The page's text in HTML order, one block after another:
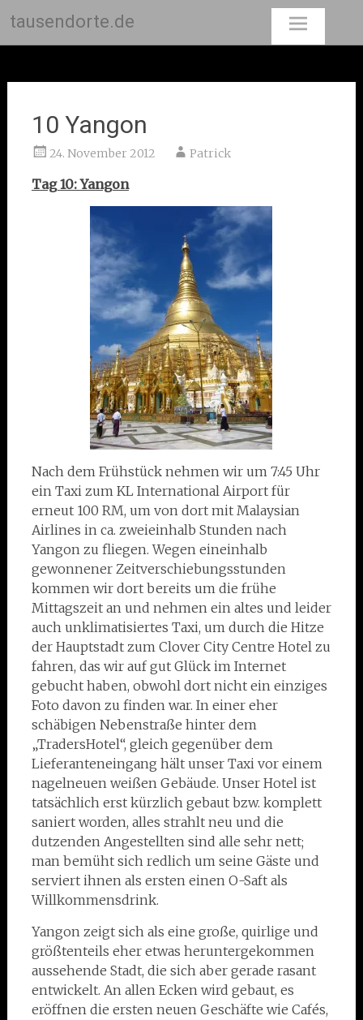
tausendorte.de
10 Yangon
24. November 2012 Patrick
Tag 10: Yangon
Nach dem Frühstück nehmen wir um 7:45 Uhr
ein Taxi zum KL International Airport für
erneut 100 RM, um von dort mit Malaysian
Airlines in ca. zweieinhalb Stunden nach
Yangon zu fliegen. Wegen eineinhalb
gewonnener Zeitverschiebungsstunden
kommen wir dort bereits um die frühe
Mittagszeit an und nehmen ein altes und leider
auch unklimatisiertes Taxi, um durch die Hitze
der Hauptstadt zum Clover City Centre Hotel zu
fahren, das wir auf gut Glück im Internet
gebucht haben, obwohl dort nichtein einziges
Foto davon zu finden war. In einer eher
schäbigen Nebenstraße hinter dem
„TradersHotel“, gleich gegenüber dem
Lieferanteneingang hält unser Taxi vor einem
nagelneuen weißen Gebäude. Unser Hotel ist
tatsächlich erst kürzlich gebaut bzw. komplett
saniert worden, alles strahlt neu und die
dutzenden Angestellten sind alle sehr nett;
man bemüht sich redlich um seine Gäste und
serviert ihnen als ersten einen O-Saft als
Willkommensdrink.
Yangon zeigt sich als eine große, quirlige und
größtenteils eher etwas heruntergekommen
aussehende Stadt, die sich aber gerade rasant
entwickelt. An allen Ecken wird gebaut, es
eröffnen die ersten neuen Geschäfte wie Cafés,